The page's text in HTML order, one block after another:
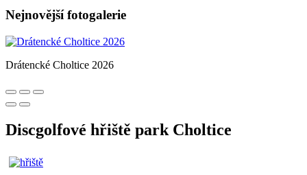
Nejnovější fotogalerie
Drátencké Choltice 2026
Discgolfové hřiště park Choltice